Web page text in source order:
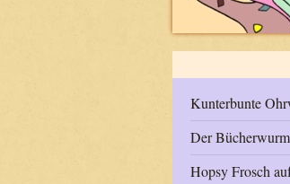
Kunterbunte
Der
Hopsy Frosch